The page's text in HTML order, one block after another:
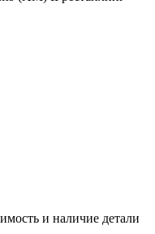
и наличие детали